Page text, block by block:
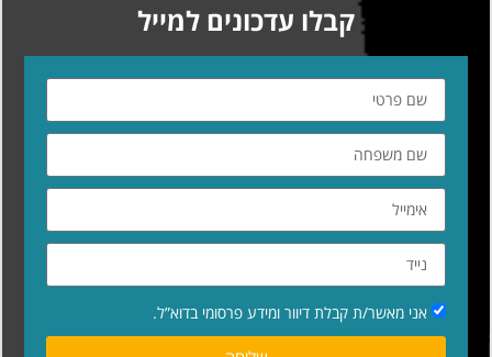
קבלו עדכונים למייל
אני מאשר/ת קבלת דיוור ומידע פרסומי בדוא”ל.